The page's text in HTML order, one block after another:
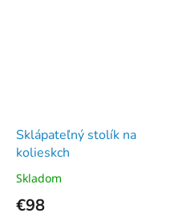
Sklápateľný stolík na
kolieskch
Skladom
€98